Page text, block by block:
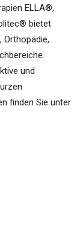
ELLA®,
bietet
Orthopädie,
und
finden Sie unter